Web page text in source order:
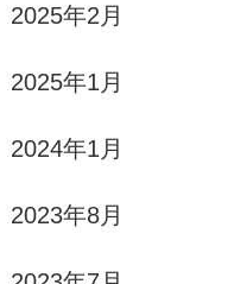
2025年2月
2025年1月
2024年1月
2023年8月